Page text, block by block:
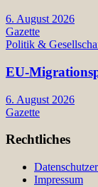
6. August 2026
Gazette
Politik &
EU-
6. August 2026
Gazette
Rechtliches
Impressum